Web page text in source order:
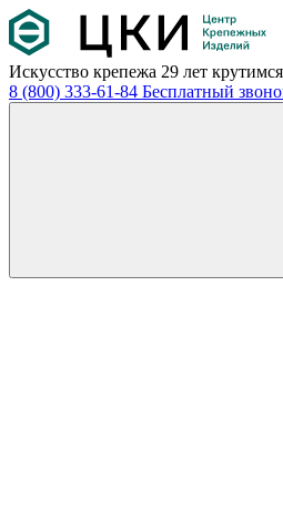
Искусство крепежа 29 лет
8 (800) 333-61-84 Бесплатный